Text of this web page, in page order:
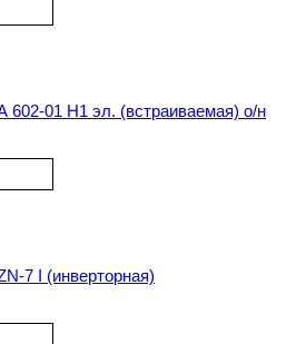
01 Н1 эл. (встраиваемая) о/н
7 I (инверторная)